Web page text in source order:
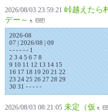
2026/08/03 23:59:21 峠越えたら
デー～
2026-08
07 | 2026/08 | 09
- - - - - - 1
2 3 4 5 6 7 8
9 10 11 12 13 14 15
16 17 18 19 20 21 22
23 24 25 26 27 28 29
30 31 - - - - -
2026/08/03 08:21:05 未定（仮